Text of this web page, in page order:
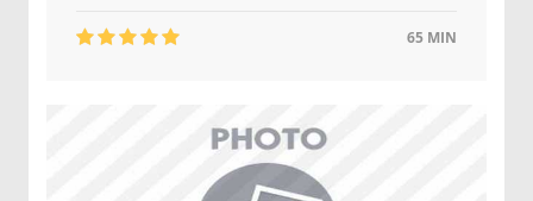
65 MIN